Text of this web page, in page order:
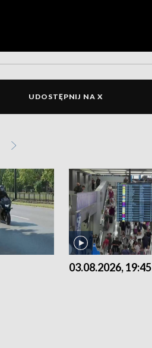
UDOSTĘPNIJ NA X
03.08.2026, 19:45